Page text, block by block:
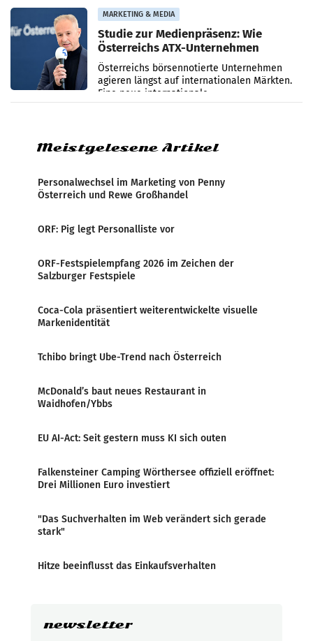
verzeichnete
MARKETING & MEDIA
Studie zur Medienpräsenz: Wie
Österreichs ATX-Unternehmen
international wahrgenommen
werden
Österreichs börsennotierte Unternehmen
agieren längst auf internationalen Märkten.
Eine neue internationale
Medienresonanzanalyse untersucht die
Meistgelesene Artikel
Personalwechsel im Marketing von Penny
Österreich und Rewe Großhandel
ORF: Pig legt Personalliste vor
ORF-Festspielempfang 2026 im Zeichen der
Salzburger Festspiele
Coca-Cola präsentiert weiterentwickelte visuelle
Markenidentität
Tchibo bringt Ube-Trend nach Österreich
McDonald’s baut neues Restaurant in
Waidhofen/Ybbs
EU AI-Act: Seit gestern muss KI sich outen
Falkensteiner Camping Wörthersee offiziell eröffnet:
Drei Millionen Euro investiert
"Das Suchverhalten im Web verändert sich gerade
stark"
Hitze beeinflusst das Einkaufsverhalten
newsletter